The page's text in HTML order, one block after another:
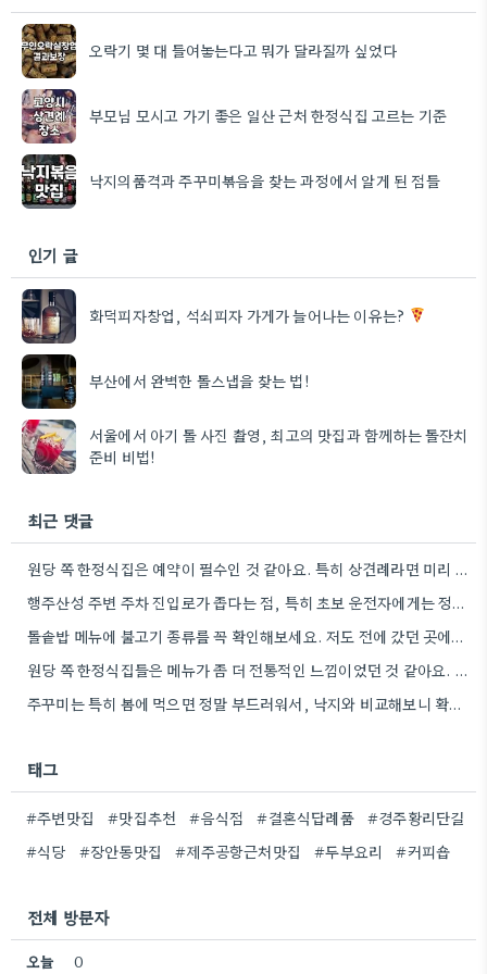
오락기 몇 대 들여놓는다고 뭐가 달라질까 싶었다
부모님 모시고 가기 좋은 일산 근처 한정식집 고르는 기준
낙지의품격과 주꾸미볶음을 찾는 과정에서 알게 된 점들
인기 글
화덕피자창업, 석쇠피자 가게가 늘어나는 이유는?
부산에서 완벽한 돌스냅을 찾는 법!
서울에서 아기 돌 사진 촬영, 최고의 맛집과 함께하는 돌잔치
준비 비법!
최근 댓글
원당 쪽 한정식집은 예약이 필수인 것 같아요. 특히 상견례라면 미리 시간대를 정해두고 예약을 해야 제대로…
행주산성 주변 주차 진입로가 좁다는 점, 특히 초보 운전자에게는 정말 중요한 정보네요. 미리 로드뷰 확인하는…
돌솥밥 메뉴에 불고기 종류를 꼭 확인해보세요. 저도 전에 갔던 곳에서 퀄리티가 기대에 못 미쳤었거든요.
원당 쪽 한정식집들은 메뉴가 좀 더 전통적인 느낌이었던 것 같아요. 저도 어르신들 모시는 자리라면 메뉴의…
주꾸미는 특히 봄에 먹으면 정말 부드러워서, 낙지와 비교해보니 확실히 다르더라고요.
태그
#주변맛집 #맛집추천 #음식점 #결혼식답례품
#경주황리단길
#식당
#장안동맛집 #제주공항근처맛집 #두부요리 #커피숍
전체 방문자
오늘 0